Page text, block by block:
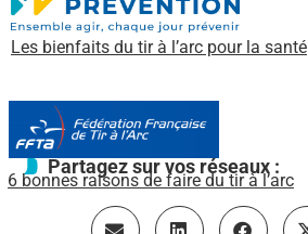
Les bienfaits du tir à l’arc pour la santé
6 bonnes raisons de faire du tir à l’arc
Partagez sur vos réseaux :